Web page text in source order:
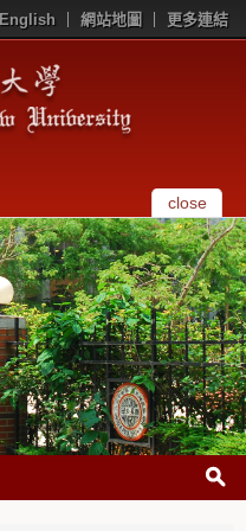
English 網站地圖 更多連結
close